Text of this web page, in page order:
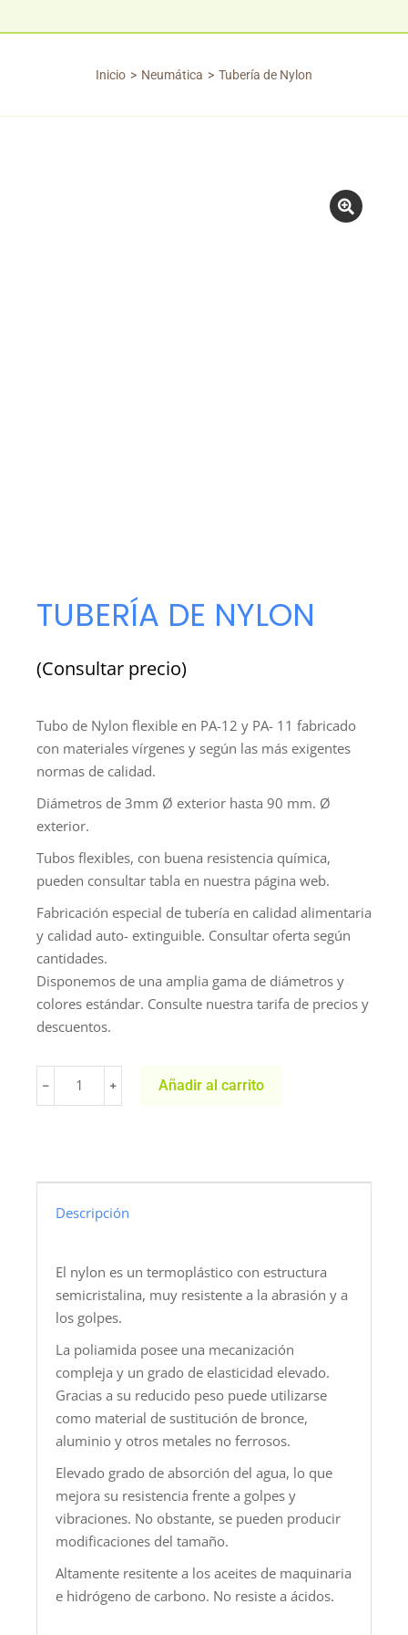
Inicio Neumática Tubería de Nylon
TUBERÍA DE NYLON
(Consultar precio)
Tubo de Nylon flexible en PA-12 y PA- 11 fabricado
con materiales vírgenes y según las más exigentes
normas de calidad.
Diámetros de 3mm Ø exterior hasta 90 mm. Ø
exterior.
Tubos flexibles, con buena resistencia química,
pueden consultar tabla en nuestra página web.
Fabricación especial de tubería en calidad alimentaria
y calidad auto- extinguible. Consultar oferta según
cantidades.
Disponemos de una amplia gama de diámetros y
colores estándar. Consulte nuestra tarifa de precios y
descuentos.
﹣ ﹢ Añadir al carrito
Descripción
El nylon es un termoplástico con estructura
semicristalina, muy resistente a la abrasión y a
los golpes.
La poliamida posee una mecanización
compleja y un grado de elasticidad elevado.
Gracias a su reducido peso puede utilizarse
como material de sustitución de bronce,
aluminio y otros metales no ferrosos.
Elevado grado de absorción del agua, lo que
mejora su resistencia frente a golpes y
vibraciones. No obstante, se pueden producir
modificaciones del tamaño.
Altamente resitente a los aceites de maquinaria
e hidrógeno de carbono. No resiste a ácidos.